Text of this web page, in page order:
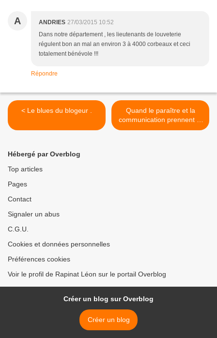
A ANDRIES 27/03/2015 10:52
Dans notre département , les lieutenants de louveterie
régulent bon an mal an environ 3 à 4000 corbeaux et ceci
totalement bénévole !!!
Répondre
< Le blues du blogeur .
Quand le paraître et la
communication prennent le
pouvoir. >
Hébergé par Overblog
Top articles
Pages
Contact
Signaler un abus
C.G.U.
Cookies et données personnelles
Préférences cookies
Voir le profil de Rapinat Léon sur le portail Overblog
Créer un blog sur Overblog
Créer un blog